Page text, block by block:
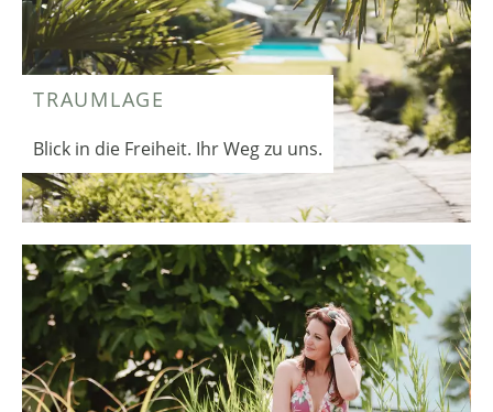
TRAUMLAGE
Blick in die Freiheit. Ihr Weg zu uns.